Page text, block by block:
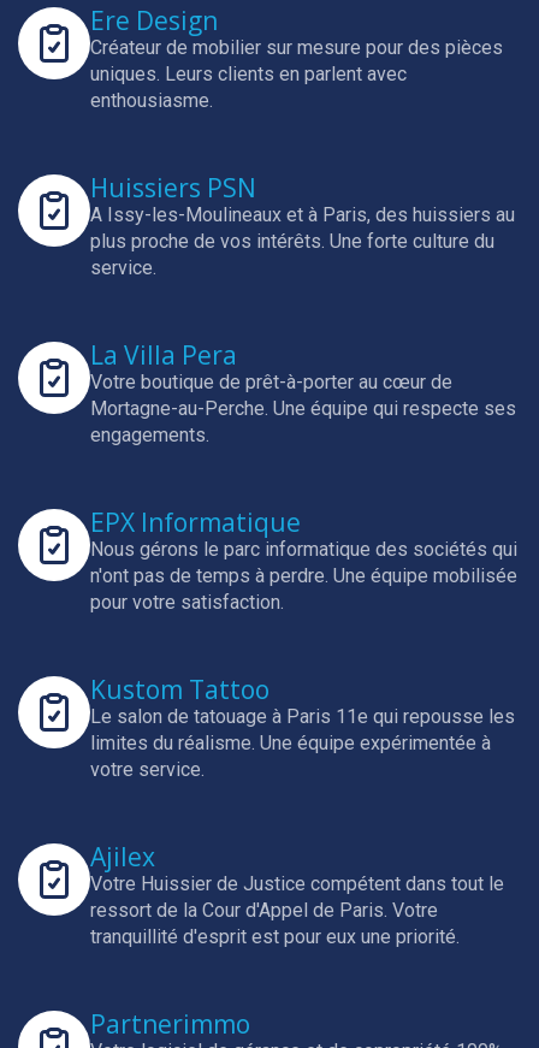
Ere Design
Créateur de mobilier sur mesure pour des pièces
uniques. Leurs clients en parlent avec
enthousiasme.
Huissiers PSN
A Issy-les-Moulineaux et à Paris, des huissiers au
plus proche de vos intérêts. Une forte culture du
service.
La Villa Pera
Votre boutique de prêt-à-porter au cœur de
Mortagne-au-Perche. Une équipe qui respecte ses
engagements.
EPX Informatique
Nous gérons le parc informatique des sociétés qui
n'ont pas de temps à perdre. Une équipe mobilisée
pour votre satisfaction.
Kustom Tattoo
Le salon de tatouage à Paris 11e qui repousse les
limites du réalisme. Une équipe expérimentée à
votre service.
Ajilex
Votre Huissier de Justice compétent dans tout le
ressort de la Cour d'Appel de Paris. Votre
tranquillité d'esprit est pour eux une priorité.
Partnerimmo